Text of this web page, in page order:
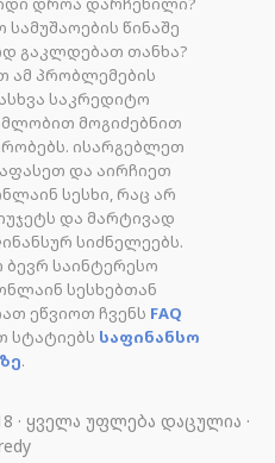
წინაშე
გაკლდებათ თანხა?
ამ პრობლემების
საკრედიტო
მოგიძებნით
ისარგებლეთ
და აირჩიეთ
სესხი, რაც არ
და მარტივად
სიძნელეებს.
ბევრ საინტერესო
სესხებთან
ეწვიოთ ჩვენს FAQ
სტატიებს საფინანსო
.
· ყველა უფლება დაცულია ·